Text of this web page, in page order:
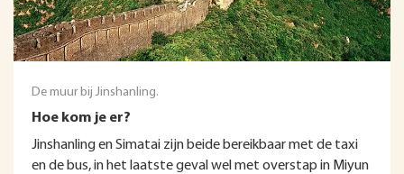
De muur bij Jinshanling.
Hoe kom je er?
Jinshanling en Simatai zijn beide bereikbaar met de taxi
en de bus, in het laatste geval wel met overstap in Miyun